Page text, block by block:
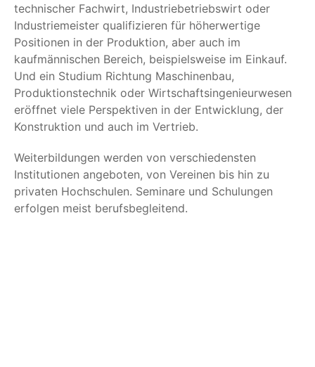
technischer Fachwirt, Industriebetriebswirt oder
Industriemeister qualifizieren für höherwertige
Positionen in der Produktion, aber auch im
kaufmännischen Bereich, beispielsweise im Einkauf.
Und ein Studium Richtung Maschinenbau,
Produktionstechnik oder Wirtschaftsingenieurwesen
eröffnet viele Perspektiven in der Entwicklung, der
Konstruktion und auch im Vertrieb.
Weiterbildungen werden von verschiedensten
Institutionen angeboten, von Vereinen bis hin zu
privaten Hochschulen. Seminare und Schulungen
erfolgen meist berufsbegleitend.